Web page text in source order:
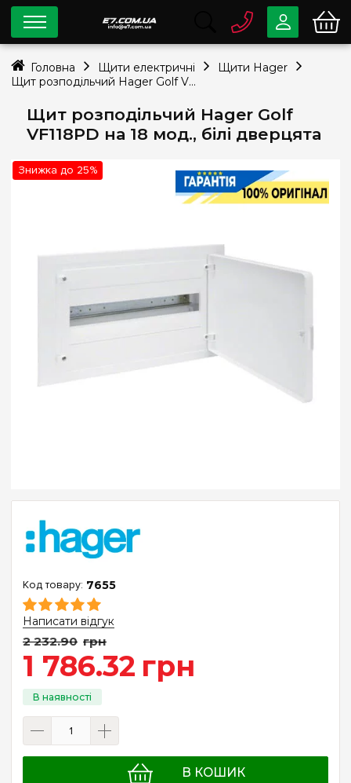
Щит розподільчий Hager Golf
VF118PD на 18 мод., білі дверцята
Знижка до 25%
7655
Написати відгук
2 232.90 грн
1 786.32 грн
В КОШИК
0 80033-63-07
Безкоштовно
info@e7.com.ua
044 334-79-78
Viber Telegram
Головна Щити електричні
Щити Hager
Щит розподільчий Hager Golf VF118PD на 18 мод., білі дверцята